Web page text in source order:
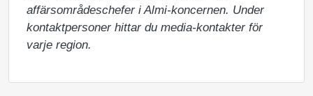
affärsområdeschefer i Almi-koncernen. Under
kontaktpersoner hittar du media-kontakter för
varje region.